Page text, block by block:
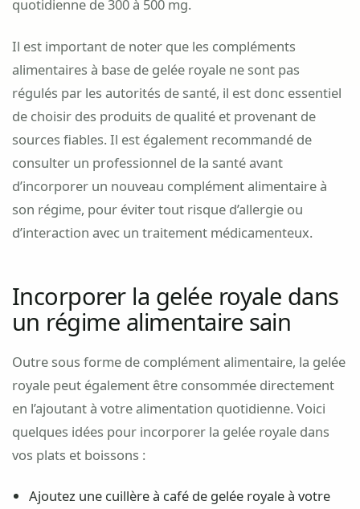
quotidienne de 300 à 500 mg.
Il est important de noter que les compléments
alimentaires à base de gelée royale ne sont pas
régulés par les autorités de santé, il est donc essentiel
de choisir des produits de qualité et provenant de
sources fiables. Il est également recommandé de
consulter un professionnel de la santé avant
d’incorporer un nouveau complément alimentaire à
son régime, pour éviter tout risque d’allergie ou
d’interaction avec un traitement médicamenteux.
Incorporer la gelée royale dans
un régime alimentaire sain
Outre sous forme de complément alimentaire, la gelée
royale peut également être consommée directement
en l’ajoutant à votre alimentation quotidienne. Voici
quelques idées pour incorporer la gelée royale dans
vos plats et boissons :
Ajoutez une cuillère à café de gelée royale à votre